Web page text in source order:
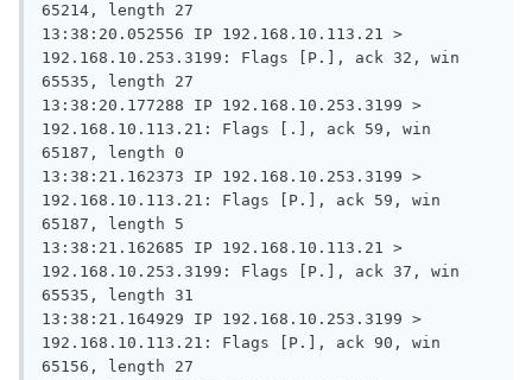
65214, length 27
13:38:20.052556 IP 192.168.10.113.21 >
192.168.10.253.3199: Flags [P.], ack 32, win
65535, length 27
13:38:20.177288 IP 192.168.10.253.3199 >
192.168.10.113.21: Flags [.], ack 59, win
65187, length 0
13:38:21.162373 IP 192.168.10.253.3199 >
192.168.10.113.21: Flags [P.], ack 59, win
65187, length 5
13:38:21.162685 IP 192.168.10.113.21 >
192.168.10.253.3199: Flags [P.], ack 37, win
65535, length 31
13:38:21.164929 IP 192.168.10.253.3199 >
192.168.10.113.21: Flags [P.], ack 90, win
65156, length 27